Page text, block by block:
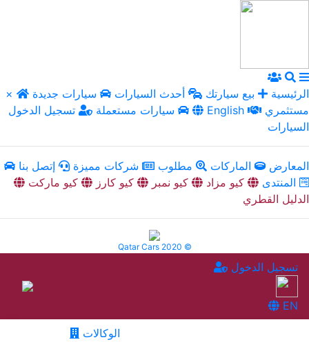
× الرئيسية بيع سيارتك أحدث السيارات
سيارات جديدة
سيارات مستعملة
تسجيل الدخول English
السيارات
المعارض الماركات مطلوب شركات مميزة
إتصل بنا
المنتدى
كيو مزاد كيو نمبر كيو كارز
كيو ماركت
الدليل القطري
Qatar Cars 2020 ©
تسجيل الدخول
EN
الوكالات